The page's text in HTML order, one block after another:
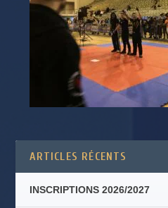
ARTICLES RÉCENTS
INSCRIPTIONS 2026/2027